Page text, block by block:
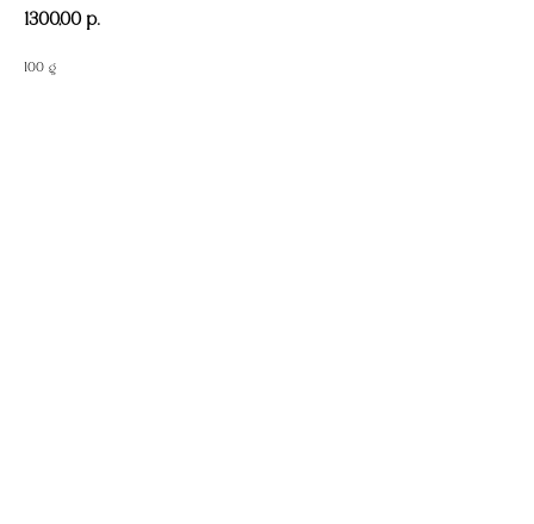
1300,00 р.
100 g